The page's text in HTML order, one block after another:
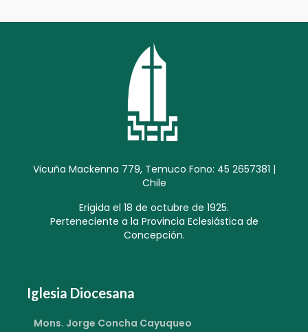
Vicuña Mackenna 779, Temuco Fono: 45 2657381 |
Chile
Erigida el 18 de octubre de 1925.
Perteneciente a la Provincia Eclesiástica de
Concepción.
Iglesia Diocesana
Mons. Jorge Concha Cayuqueo